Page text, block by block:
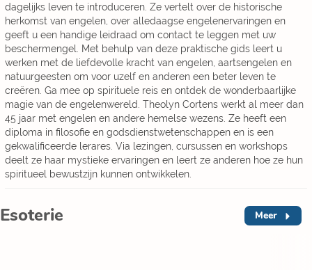
dagelijks leven te introduceren. Ze vertelt over de historische
herkomst van engelen, over alledaagse engelenervaringen en
geeft u een handige leidraad om contact te leggen met uw
beschermengel. Met behulp van deze praktische gids leert u
werken met de liefdevolle kracht van engelen, aartsengelen en
natuurgeesten om voor uzelf en anderen een beter leven te
creëren. Ga mee op spirituele reis en ontdek de wonderbaarlijke
magie van de engelenwereld. Theolyn Cortens werkt al meer dan
45 jaar met engelen en andere hemelse wezens. Ze heeft een
diploma in filosofie en godsdienstwetenschappen en is een
gekwalificeerde lerares. Via lezingen, cursussen en workshops
deelt ze haar mystieke ervaringen en leert ze anderen hoe ze hun
spiritueel bewustzijn kunnen ontwikkelen.
Esoterie Meer